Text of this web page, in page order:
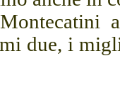
due, i